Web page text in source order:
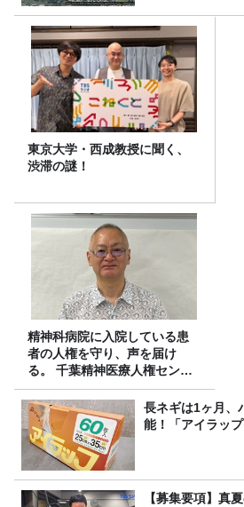
東京大学・西成教授に聞く、
渋滞の謎！
精神科病院に入院している患
者の人権を守り、声を届け
る。 千葉精神医療人権センタ
ーの取り組み
長ネギは1ヶ月、
能！「アイラッ
【募集要項】真